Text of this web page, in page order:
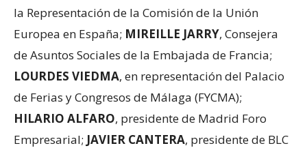
la Representación de la Comisión de la Unión
Europea en España; MIREILLE JARRY, Consejera
de Asuntos Sociales de la Embajada de Francia;
LOURDES VIEDMA, en representación del Palacio
de Ferias y Congresos de Málaga (FYCMA);
HILARIO ALFARO, presidente de Madrid Foro
Empresarial; JAVIER CANTERA, presidente de BLC